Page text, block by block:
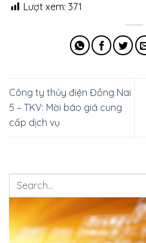
Lượt xem: 371
Công ty thủy điện Đồng Nai
5 – TKV: Mời báo giá cung
cấp dịch vụ